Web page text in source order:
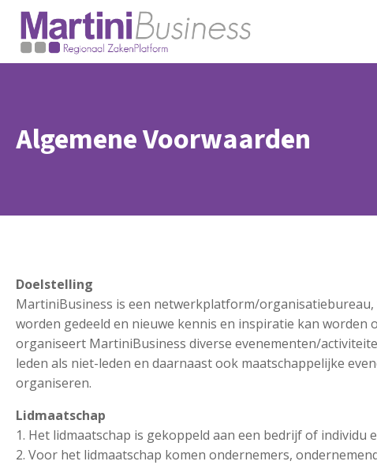
Algemene Voorwaarden
Doelstelling
MartiniBusiness is een netwerkplatform/
worden gedeeld en nieuwe kennis en inspiratie kan worden
organiseert MartiniBusiness diverse evenementen/
leden als niet-leden en daarnaast ook maatschappelijke
organiseren.
Lidmaatschap
1. Het lidmaatschap is gekoppeld aan een bedrijf of individu
2. Voor het lidmaatschap komen ondernemers,